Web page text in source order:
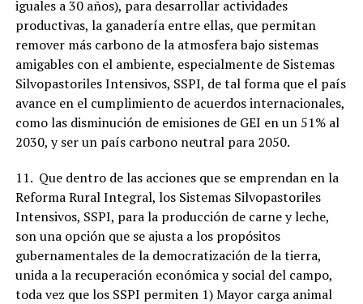
iguales a 30 años), para desarrollar actividades
productivas, la ganadería entre ellas, que permitan
remover más carbono de la atmosfera bajo sistemas
amigables con el ambiente, especialmente de Sistemas
Silvopastoriles Intensivos, SSPI, de tal forma que el país
avance en el cumplimiento de acuerdos internacionales,
como las disminución de emisiones de GEI en un 51% al
2030, y ser un país carbono neutral para 2050.
11. Que dentro de las acciones que se emprendan en la
Reforma Rural Integral, los Sistemas Silvopastoriles
Intensivos, SSPI, para la producción de carne y leche,
son una opción que se ajusta a los propósitos
gubernamentales de la democratización de la tierra,
unida a la recuperación económica y social del campo,
toda vez que los SSPI permiten 1) Mayor carga animal